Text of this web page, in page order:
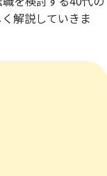
解説していきま